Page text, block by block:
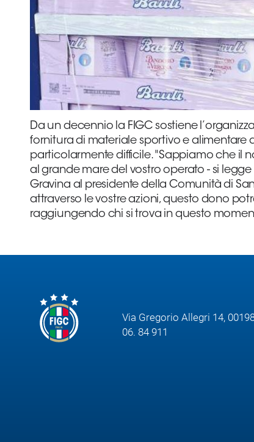
Da un decennio la FIGC sostiene
fornitura di materiale sportivo e
particolarmente difficile. "Sappiamo che il
al grande mare del vostro operato - si
Gravina al presidente della Comunità di
attraverso le vostre azioni, questo dono
raggiungendo chi si trova in questo
Via Gregorio Allegri 14,
06. 84 911